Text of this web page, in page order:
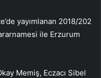
yayımlanan 2018/202
ile Erzurum
Memiş, Eczacı Sibel